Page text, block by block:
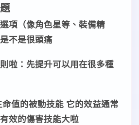
選項（像角色星等 、 裝備精
不是很頭痛
啦： 先提升可以用在很多種
命值的被動技能 它的效益通常
效的傷害技能大啦